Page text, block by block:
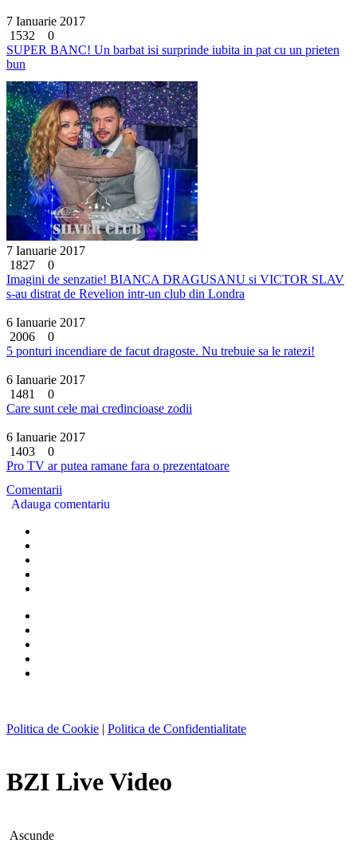
7 Ianuarie 2017
1532
0
SUPER BANC! Un barbat isi surprinde iubita in pat cu un prieten
bun
7 Ianuarie 2017
1827
0
Imagini de senzatie! BIANCA DRAGUSANU si VICTOR SLAV
s-au distrat de Revelion intr-un club din Londra
6 Ianuarie 2017
2006
0
5 ponturi incendiare de facut dragoste. Nu trebuie sa le ratezi!
6 Ianuarie 2017
1481
0
Care sunt cele mai credincioase zodii
6 Ianuarie 2017
1403
0
Pro TV ar putea ramane fara o prezentatoare
Comentarii
Adauga comentariu
Politica de Cookie | Politica de Confidentialitate
BZI Live Video
Ascunde